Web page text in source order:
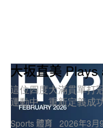
Sports 體育
大坂直美
這位四度大滿貫單打
運動中，重新定義成
2026年3月